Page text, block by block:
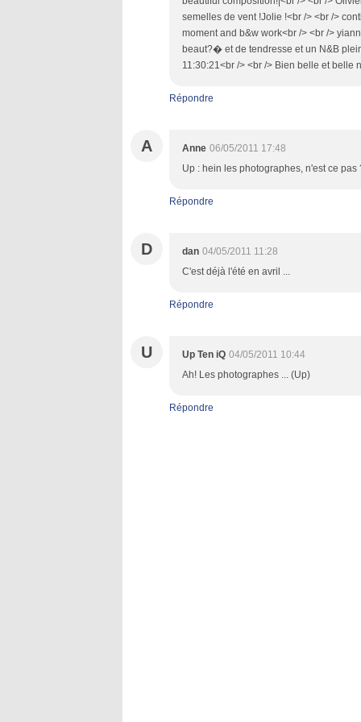
semelles de vent !Jolie !<br /> <br />
moment and b&w work<br /> <br />
beaut?� et de tendresse et un N&B
11:30:21<br /> <br /> Bien belle et belle
Répondre
A Anne 06/05/2011 17:48
Up : hein les photographes, n'est ce
Répondre
D dan 04/05/2011 11:28
C'est déjà l'été en avril ...
Répondre
U Up Ten iQ 04/05/2011 10:44
Ah! Les photographes ... (Up)
Répondre